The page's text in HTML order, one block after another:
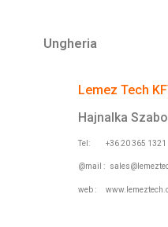
Ungheria
Lemez Tech
Hajnalka Szabo
Tel: +36 20 365 1321
@mail :
web :